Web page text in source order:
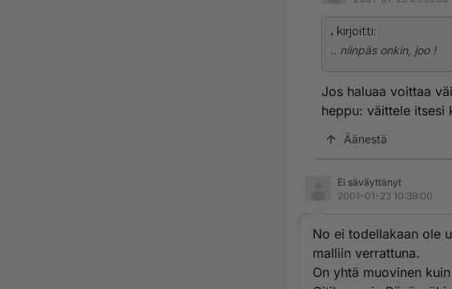
. kirjoitti:
.. niinpäs onkin, joo !
Jos haluaa voittaa
heppu: väittele itsesi
Äänestä
Ei säväyttänyt
2001-01-23 10:39:00
No ei todellakaan ole
malliin verrattuna.
On yhtä muovinen